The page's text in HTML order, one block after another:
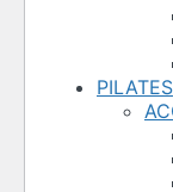
PILATES